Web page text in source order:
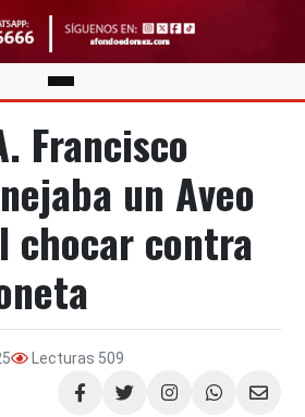
Francisco
un Aveo
chocar contra
Lecturas 509
Compartir